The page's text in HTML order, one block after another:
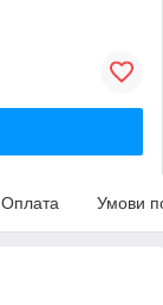
Оплата Умови